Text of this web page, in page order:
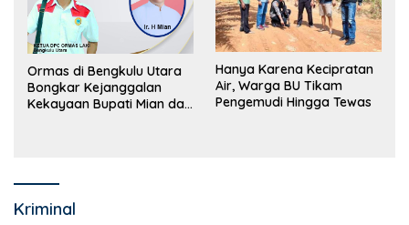
Ormas di Bengkulu Utara
Bongkar Kejanggalan
Kekayaan Bupati Mian dan
Hanya Karena Kecipratan
Air, Warga BU Tikam
Pengemudi Hingga Tewas
Kriminal